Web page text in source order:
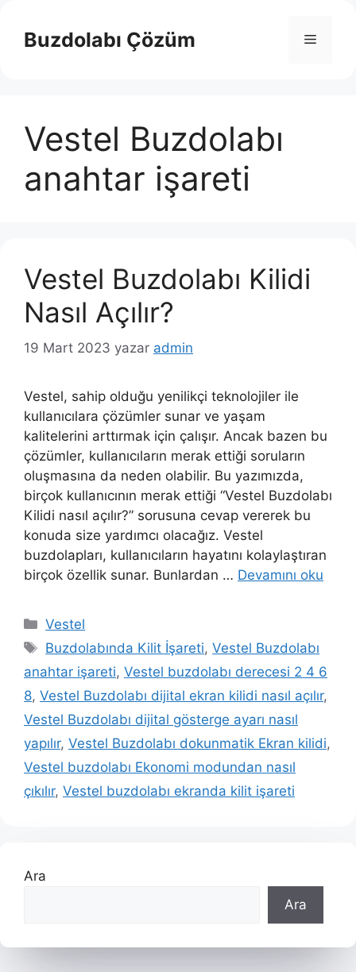
Buzdolabı Çözüm Menü
Vestel Buzdolabı
anahtar işareti
Vestel Buzdolabı Kilidi
Nasıl Açılır?
19 Mart 2023 yazar admin
Vestel, sahip olduğu yenilikçi teknolojiler ile
kullanıcılara çözümler sunar ve yaşam
kalitelerini arttırmak için çalışır. Ancak bazen bu
çözümler, kullanıcıların merak ettiği soruların
oluşmasına da neden olabilir. Bu yazımızda,
birçok kullanıcının merak ettiği “Vestel Buzdolabı
Kilidi nasıl açılır?” sorusuna cevap vererek bu
konuda size yardımcı olacağız. Vestel
buzdolapları, kullanıcıların hayatını kolaylaştıran
birçok özellik sunar. Bunlardan … Devamını oku
Kategoriler
Vestel
Etiketler
Buzdolabında Kilit İşareti,Vestel Buzdolabı
anahtar işareti, Vestel buzdolabı derecesi 2 4 6
8, Vestel Buzdolabı dijital ekran kilidi nasıl açılır,
Vestel Buzdolabı dijital gösterge ayarı nasıl
yapılır, Vestel Buzdolabı dokunmatik Ekran kilidi,
Vestel buzdolabı Ekonomi modundan nasıl
çıkılır, Vestel buzdolabı ekranda kilit işareti
Ara
Ara